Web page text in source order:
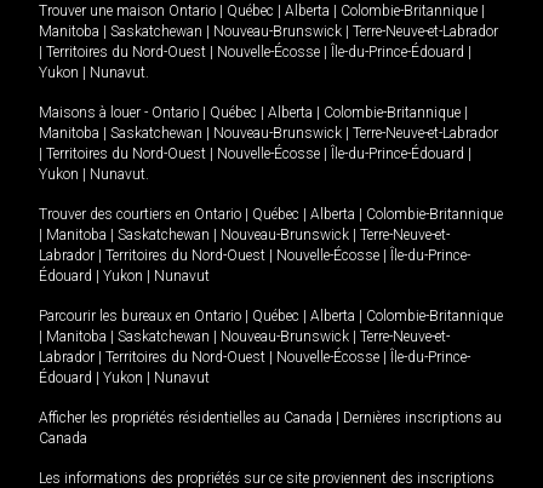
Trouver une maison Ontario | Québec | Alberta | Colombie-Britannique |
Manitoba | Saskatchewan | Nouveau-Brunswick | Terre-Neuve-et-Labrador
| Territoires du Nord-Ouest | Nouvelle-Écosse | Île-du-Prince-Édouard |
Yukon | Nunavut
Maisons à louer - Ontario | Québec | Alberta | Colombie-Britannique |
Manitoba | Saskatchewan | Nouveau-Brunswick | Terre-Neuve-et-Labrador
| Territoires du Nord-Ouest | Nouvelle-Écosse | Île-du-Prince-Édouard |
Yukon | Nunavut
Trouver des courtiers en Ontario | Québec | Alberta | Colombie-Britannique
| Manitoba | Saskatchewan | Nouveau-Brunswick | Terre-Neuve-et-
Labrador | Territoires du Nord-Ouest | Nouvelle-Écosse | Île-du-Prince-
Édouard | Yukon | Nunavut
Parcourir les bureaux en Ontario | Québec | Alberta | Colombie-Britannique
| Manitoba | Saskatchewan | Nouveau-Brunswick | Terre-Neuve-et-
Labrador | Territoires du Nord-Ouest | Nouvelle-Écosse | Île-du-Prince-
Édouard | Yukon | Nunavut
Afficher les propriétés résidentielles au Canada | Dernières inscriptions au
Canada
Les informations des propriétés sur ce site proviennent des inscriptions